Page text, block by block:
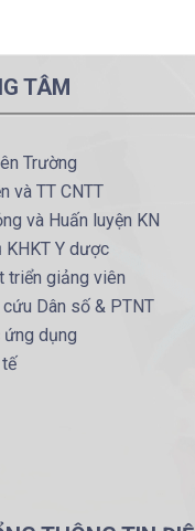
TÂM
Trường
và TT CNTT
và Huấn luyện KN
KHKT Y dược
triển giảng viên
Dân số & PTNT
ứng dụng